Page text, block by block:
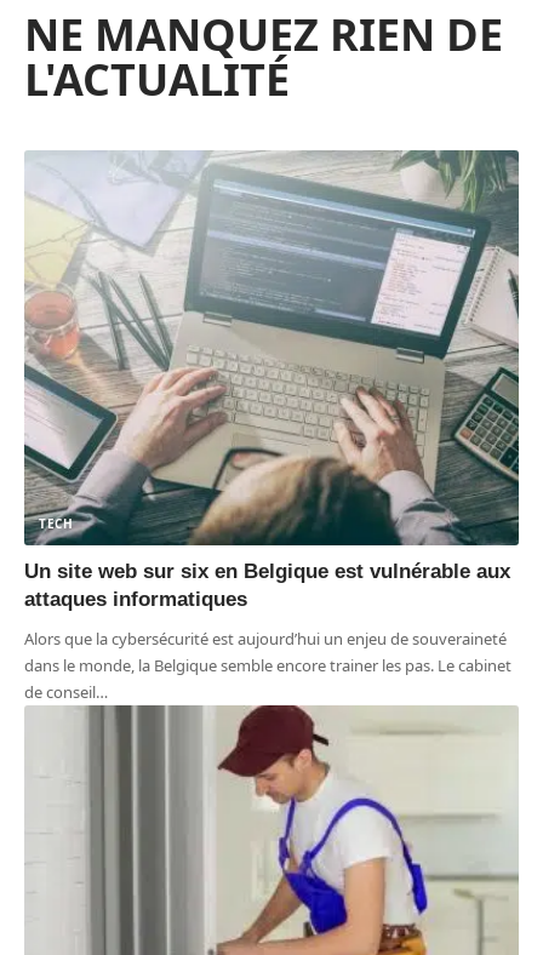
NE MANQUEZ RIEN DE
L'ACTUALITÉ
TECH
Un site web sur six en Belgique est vulnérable aux
attaques informatiques
Alors que la cybersécurité est aujourd’hui un enjeu de souveraineté
dans le monde, la Belgique semble encore trainer les pas. Le cabinet
de conseil…